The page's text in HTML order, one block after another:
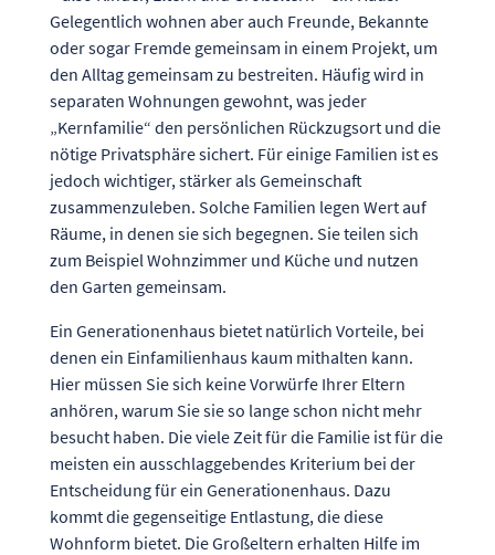
Gelegentlich wohnen aber auch Freunde, Bekannte
oder sogar Fremde gemeinsam in einem Projekt, um
den Alltag gemeinsam zu bestreiten. Häufig wird in
separaten Wohnungen gewohnt, was jeder
„Kernfamilie“ den persönlichen Rückzugsort und die
nötige Privatsphäre sichert. Für einige Familien ist es
jedoch wichtiger, stärker als Gemeinschaft
zusammenzuleben. Solche Familien legen Wert auf
Räume, in denen sie sich begegnen. Sie teilen sich
zum Beispiel Wohnzimmer und Küche und nutzen
den Garten gemeinsam.
Ein Generationenhaus bietet natürlich Vorteile, bei
denen ein Einfamilienhaus kaum mithalten kann.
Hier müssen Sie sich keine Vorwürfe Ihrer Eltern
anhören, warum Sie sie so lange schon nicht mehr
besucht haben. Die viele Zeit für die Familie ist für die
meisten ein ausschlaggebendes Kriterium bei der
Entscheidung für ein Generationenhaus. Dazu
kommt die gegenseitige Entlastung, die diese
Wohnform bietet. Die Großeltern erhalten Hilfe im